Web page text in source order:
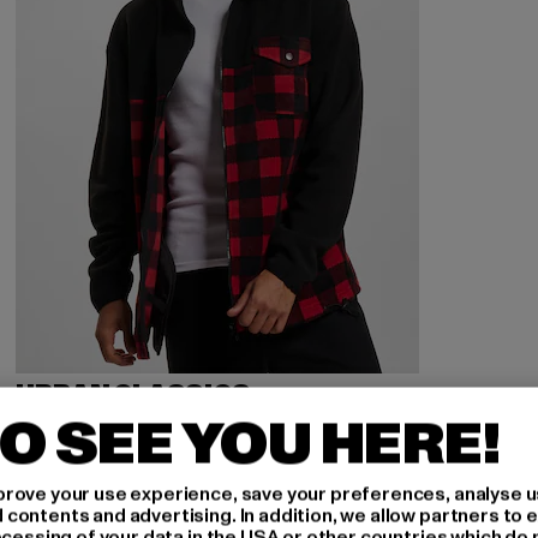
URBAN CLASSICS
Patterned Polar Fleece Track
30,00 EUR
Derzeitiger Preis: 30,00 EUR
59,99 EUR Aktionspreis: 59,99 EUR
SEE YOU HERE!
your use experience, save your preferences, analyse
and advertising. In addition, we allow partners to